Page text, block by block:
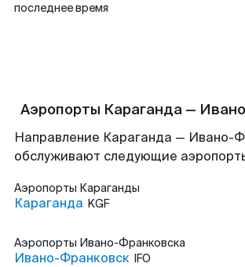
последнее время
Аэропорты Караганда —
Направление Караганда — Ивано-
обслуживают следующие
Аэропорты Караганды
Караганда KGF
Аэропорты Ивано-Франковска
Ивано-Франковск IFO